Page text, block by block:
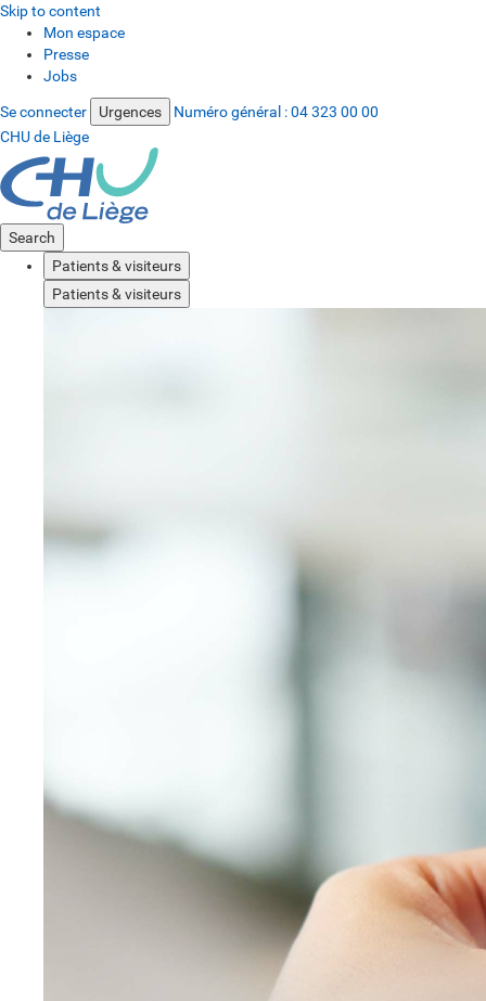
Skip to content
Mon espace
Presse
Jobs
Se connecter Urgences Numéro général :04 323 00 00
CHU de Liège
Search
Patients & visiteurs
Patients & visiteurs